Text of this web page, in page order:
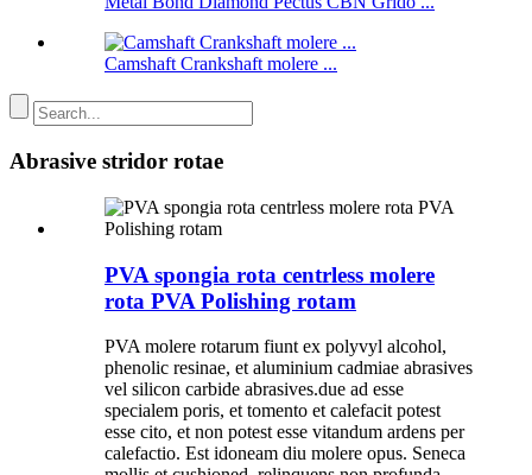
Camshaft Crankshaft molere ...
Abrasive stridor rotae
PVA spongia rota centrless molere
rota PVA Polishing rotam
PVA molere rotarum fiunt ex polyvyl alcohol,
phenolic resinae, et aluminium cadmiae abrasives
vel silicon carbide abrasives.due ad esse
specialem poris, et tomento et calefacit potest
esse cito, et non potest esse vitandum ardens per
calefactio. Est idoneam diu molere opus. Seneca